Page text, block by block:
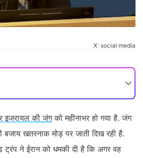
X: social media
इजरायल की जंगको महीनाभर हो गया है. जंग
खतरनाक मोड़ पर जाती दिख रही है.
ट्रंप ने ईरान को धमकी दी है कि अगर वह